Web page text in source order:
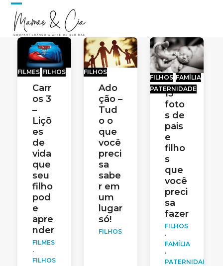
Skip
content
Open
mobile
menu
Close
mobile
menu
FILMES FILHOS
Carr
os 3
–
Liçõ
es
de
vida
que
seu
filho
pod
e
apre
nder
FILMES
·
FILHOS
FILHOS
Ado
ção –
Tud
o o
que
você
preci
sa
sabe
r em
um
lugar
só!
FILHOS
FILHOS FAMÍLIA
PATERNIDADE
13
foto
s de
pais
e
filho
s
que
você
preci
sa
fazer
FILHOS
·
FAMÍLIA
·
PATERNIDADE